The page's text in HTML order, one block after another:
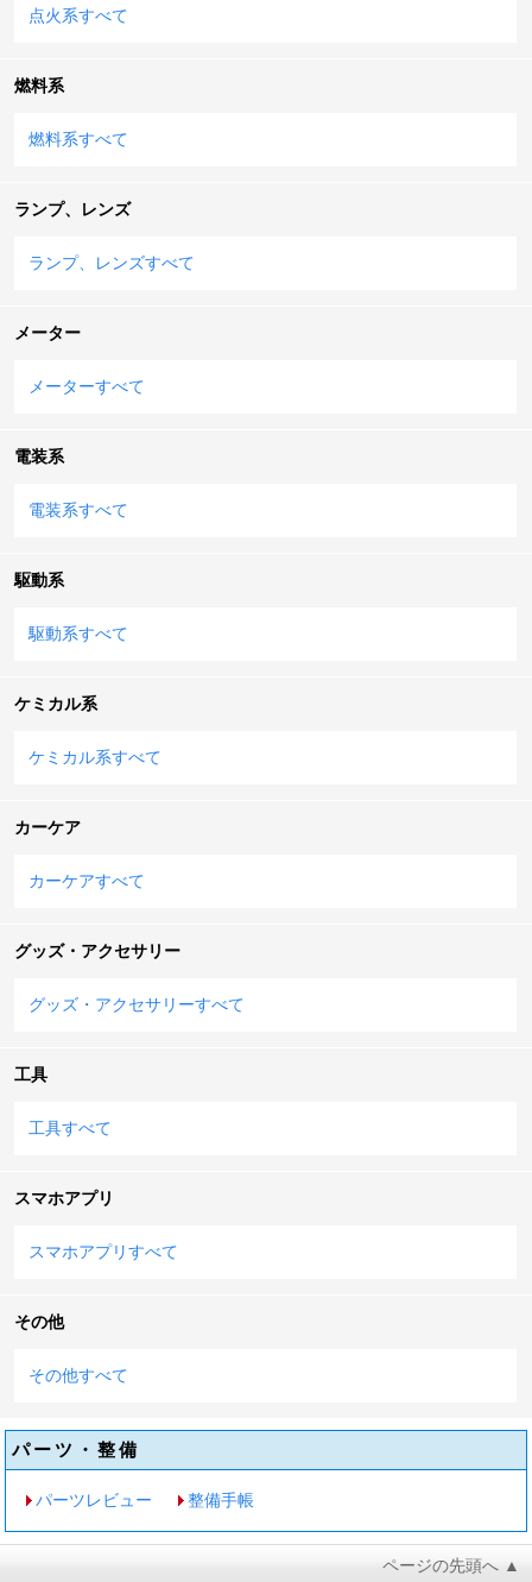
点火系すべて
燃料系
燃料系すべて
ランプ、レンズ
ランプ、レンズすべて
メーター
メーターすべて
電装系
電装系すべて
駆動系
駆動系すべて
ケミカル系
ケミカル系すべて
カーケア
カーケアすべて
グッズ・アクセサリー
グッズ・アクセサリーすべて
工具
工具すべて
スマホアプリ
スマホアプリすべて
その他
その他すべて
パーツ・整備
パーツレビュー 整備手帳
ページの先頭へ ▲